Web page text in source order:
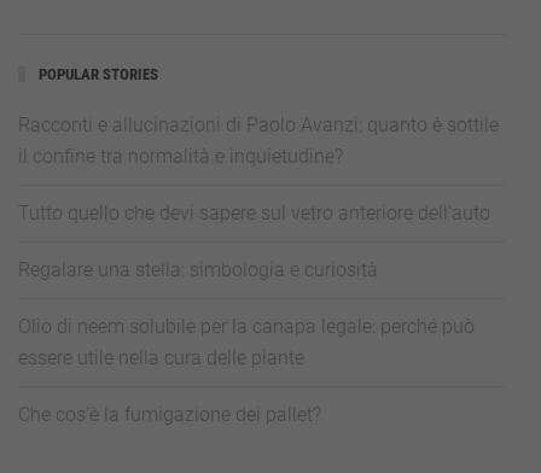
POPULAR STORIES
Racconti e allucinazioni di Paolo Avanzi: quanto è sottile
il confine tra normalità e inquietudine?
Tutto quello che devi sapere sul vetro anteriore dell’auto
Regalare una stella: simbologia e curiosità
Olio di neem solubile per la canapa legale: perché può
essere utile nella cura delle piante
Che cos’è la fumigazione dei pallet?